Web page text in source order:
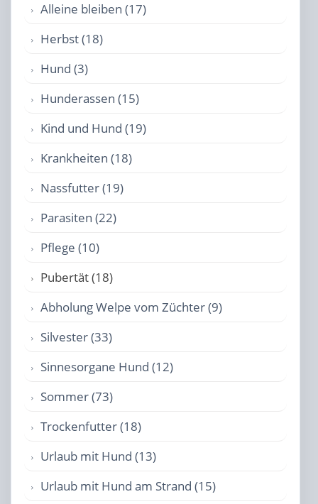
Alleine bleiben (17)
Herbst (18)
Hund (3)
Hunderassen (15)
Kind und Hund (19)
Krankheiten (18)
Nassfutter (19)
Parasiten (22)
Pflege (10)
Pubertät (18)
Abholung Welpe vom Züchter (9)
Silvester (33)
Sinnesorgane Hund (12)
Sommer (73)
Trockenfutter (18)
Urlaub mit Hund (13)
Urlaub mit Hund am Strand (15)